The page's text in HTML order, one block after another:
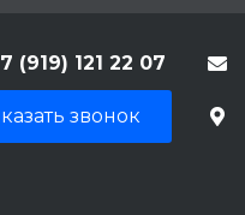
(919) 121 22 07
звонок